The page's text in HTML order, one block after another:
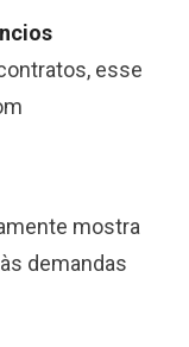
esse
mostra
demandas